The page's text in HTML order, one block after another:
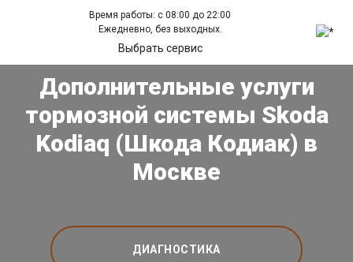
Время работы: с 08:00 до 22:00
Ежедневно, без выходных.
Выбрать сервис
Дополнительные услуги
тормозной системы Skoda
Kodiaq (Шкода Кодиак) в
Москве
ДИАГНОСТИКА